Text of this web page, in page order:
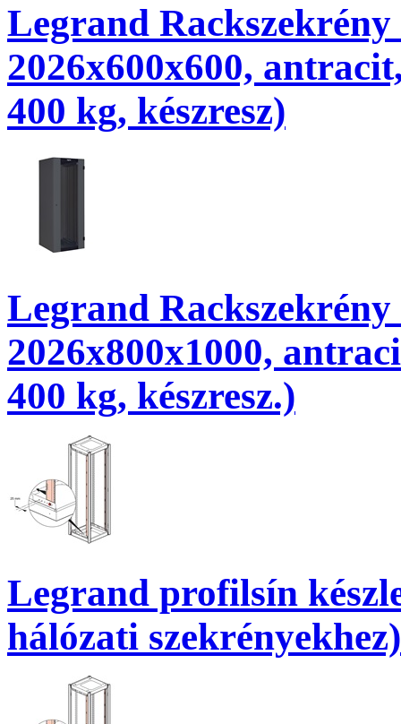
Legrand
2026x600x600,
400 kg, készresz)
Legrand
2026x800x1000,
400 kg, készresz.)
Legrand profilsín
hálózati szekrényekhez)